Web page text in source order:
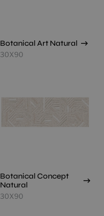
Botanical Art Natural
30X90
Botanical Concept
Natural
30X90